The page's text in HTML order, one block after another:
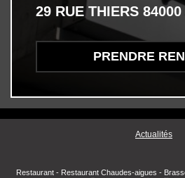
29 RUE THIERS
PRENDRE
Menu
Actualités
Restaurant - Restaurant Chaudes-aigues -